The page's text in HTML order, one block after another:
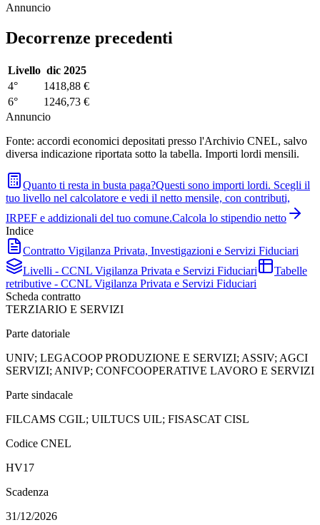
Annuncio
Decorrenze precedenti
Livello dic 2025
4°
1418,88 €
6°
1246,73 €
Annuncio
Fonte: accordi economici depositati presso l'Archivio CNEL, salvo
diversa indicazione riportata sotto la tabella. Importi lordi mensili.
Quanto ti resta in busta paga?Questi sono importi lordi. Scegli il
tuo livello nel calcolatore e vedi il netto mensile, con contributi,
IRPEF e addizionali del tuo comune.Calcola lo stipendio netto
Indice
Contratto Vigilanza Privata, Investigazioni e Servizi Fiduciari
Livelli - CCNL Vigilanza Privata e Servizi Fiduciari
Tabelle
retributive - CCNL Vigilanza Privata e Servizi Fiduciari
Scheda contratto
TERZIARIO E SERVIZI
Parte datoriale
UNIV; LEGACOOP PRODUZIONE E SERVIZI; ASSIV; AGCI
SERVIZI; ANIVP; CONFCOOPERATIVE LAVORO E SERVIZI
Parte sindacale
FILCAMS CGIL; UILTUCS UIL; FISASCAT CISL
Codice CNEL
HV17
Scadenza
31/12/2026